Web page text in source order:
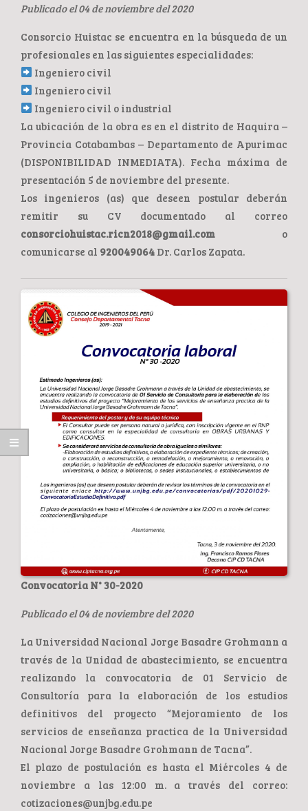
Publicado el 04 de noviembre del 2020
Consorcio Huistac se encuentra en la búsqueda de un
profesionales en las siguientes especialidades:
Ingeniero civil
Ingeniero civil
Ingeniero civil o industrial
La ubicación de la obra es en el distrito de Haquira –
Provincia Cotabambas – Departamento de Apurimac
(DISPONIBILIDAD INMEDIATA). Fecha máxima de
presentación 5 de noviembre del presente.
Los ingenieros (as) que deseen postular deberán
remitir su CV documentado al correo
consorciohuistac.ricn2018@gmail.com o
comunicarse al 920049064 Dr. Carlos Zapata.
Convocatoria N° 30-2020
Publicado el 04 de noviembre del 2020
La Universidad Nacional Jorge Basadre Grohmann a
través de la Unidad de abastecimiento, se encuentra
realizando la convocatoria de 01 Servicio de
Consultoría para la elaboración de los estudios
definitivos del proyecto “Mejoramiento de los
servicios de enseñanza practica de la Universidad
Nacional Jorge Basadre Grohmann de Tacna”.
El plazo de postulación es hasta el Miércoles 4 de
noviembre a las 12:00 m. a través del correo:
cotizaciones@unjbg.edu.pe